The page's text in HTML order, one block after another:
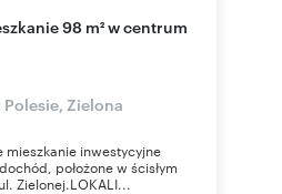
Zielona
mieszkanie inwestycyjne
położone w ścisłym
Zielonej.LOKALI...